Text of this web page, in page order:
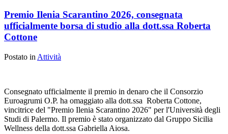
Premio Ilenia Scarantino 2026, consegnata
ufficialmente borsa di studio alla dott.ssa Roberta
Cottone
Postato in Attività
Consegnato ufficialmente il premio in denaro che il Consorzio
Euroagrumi O.P. ha omaggiato alla dott.ssa Roberta Cottone,
vincitrice del "Premio Ilenia Scarantino 2026" per l'Università degli
Studi di Palermo. Il premio è stato organizzato dal Gruppo Sicilia
Wellness della dott.ssa Gabriella Aiosa.